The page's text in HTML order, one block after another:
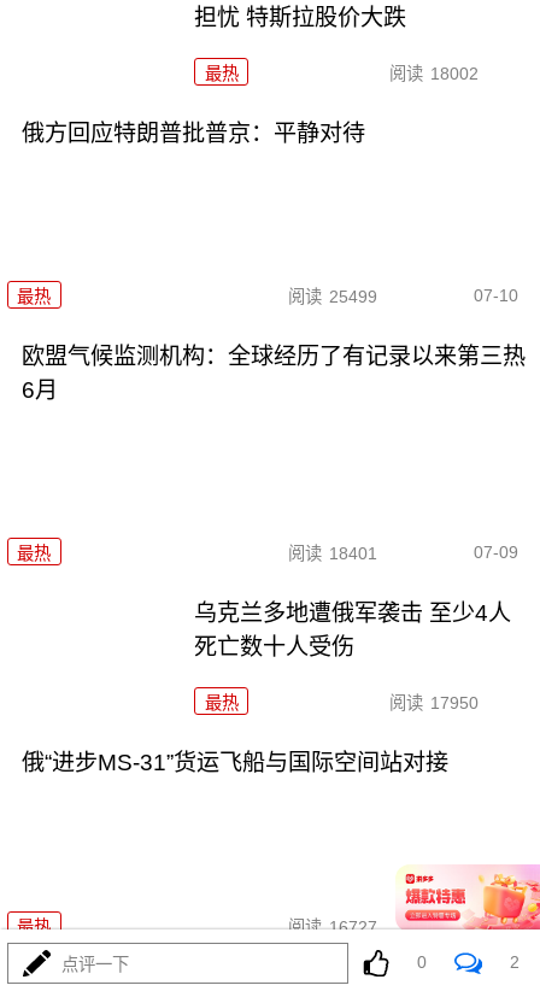
担忧 特斯拉股价大跌
最热 阅读 18002
俄方回应特朗普批普京：平静对待
最热 阅读 25499 07-10
欧盟气候监测机构：全球经历了有记录以来第三热
6月
最热 阅读 18401 07-09
乌克兰多地遭俄军袭击 至少4人
死亡数十人受伤
最热 阅读 17950
俄“进步MS-31”货运飞船与国际空间站对接
最热 阅读 16727 07-07
俄总统新闻秘书：北约是为对抗
点评一下 0 2